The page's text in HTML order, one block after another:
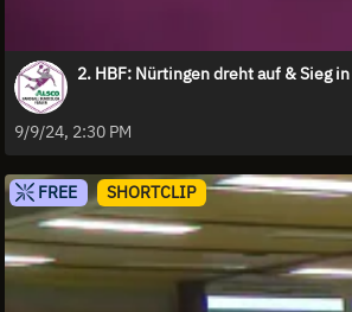
2. HBF: Nürtingen dreht auf & Sieg
9/9/24, 2:30 PM
FREE SHORTCLIP